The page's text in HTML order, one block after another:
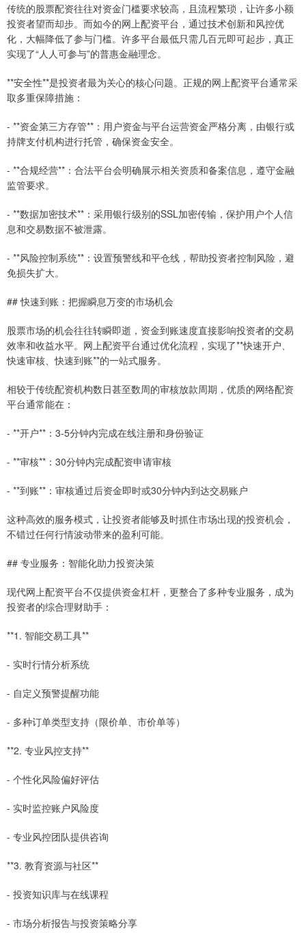
传统的股票配资往往对资金门槛要求较高，且流程繁琐，让许多小额
投资者望而却步。而如今的网上配资平台，通过技术创新和风控优
化，大幅降低了参与门槛。许多平台最低只需几百元即可起步，真正
实现了“人人可参与”的普惠金融理念。
**安全性**是投资者最为关心的核心问题。正规的网上配资平台通常采
取多重保障措施：
- **资金第三方存管**：用户资金与平台运营资金严格分离，由银行或
持牌支付机构进行托管，确保资金安全。
- **合规经营**：合法平台会明确展示相关资质和备案信息，遵守金融
监管要求。
- **数据加密技术**：采用银行级别的SSL加密传输，保护用户个人信
息和交易数据不被泄露。
- **风险控制系统**：设置预警线和平仓线，帮助投资者控制风险，避
免损失扩大。
## 快速到账：把握瞬息万变的市场机会
股票市场的机会往往转瞬即逝，资金到账速度直接影响投资者的交易
效率和收益水平。网上配资平台通过优化流程，实现了**快速开户、
快速审核、快速到账**的一站式服务。
相较于传统配资机构数日甚至数周的审核放款周期，优质的网络配资
平台通常能在：
- **开户**：3-5分钟内完成在线注册和身份验证
- **审核**：30分钟内完成配资申请审核
- **到账**：审核通过后资金即时或30分钟内到达交易账户
这种高效的服务模式，让投资者能够及时抓住市场出现的投资机会，
不错过任何行情波动带来的盈利可能。
## 专业服务：智能化助力投资决策
现代网上配资平台不仅提供资金杠杆，更整合了多种专业服务，成为
投资者的综合理财助手：
**1. 智能交易工具**
- 实时行情分析系统
- 自定义预警提醒功能
- 多种订单类型支持（限价单、市价单等）
**2. 专业风控支持**
- 个性化风险偏好评估
- 实时监控账户风险度
- 专业风控团队提供咨询
**3. 教育资源与社区**
- 投资知识库与在线课程
- 市场分析报告与投资策略分享